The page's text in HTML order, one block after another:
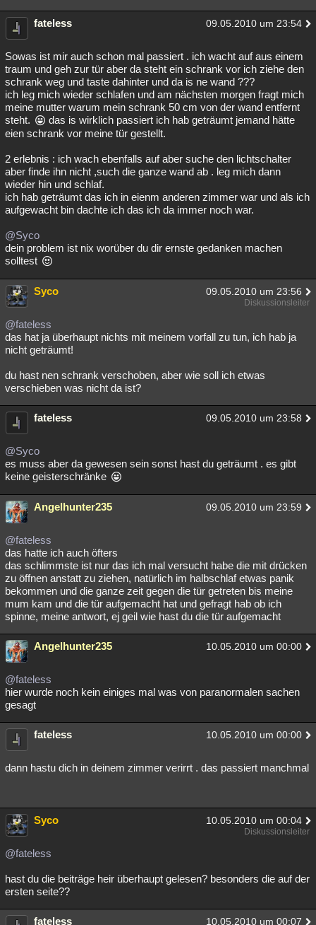
fateless 09.05.2010 um 23:54
Sowas ist mir auch schon mal passiert . ich wacht auf aus einem
traum und geh zur tür aber da steht ein schrank vor ich ziehe den
schrank weg und taste dahinter und da is ne wand ???
ich leg mich wieder schlafen und am nächsten morgen fragt mich
meine mutter warum mein schrank 50 cm von der wand entfernt
steht.
das is wirklich passiert ich hab geträumt jemand hätte
eien schrank vor meine tür gestellt.
2 erlebnis : ich wach ebenfalls auf aber suche den lichtschalter
aber finde ihn nicht ,such die ganze wand ab . leg mich dann
wieder hin und schlaf.
ich hab geträumt das ich in eienm anderen zimmer war und als ich
aufgewacht bin dachte ich das ich da immer noch war.
@Syco
dein problem ist nix worüber du dir ernste gedanken machen
solltest
Syco 09.05.2010 um 23:56
Diskussionsleiter
@fateless
das hat ja überhaupt nichts mit meinem vorfall zu tun, ich hab ja
nicht geträumt!
du hast nen schrank verschoben, aber wie soll ich etwas
verschieben was nicht da ist?
fateless 09.05.2010 um 23:58
@Syco
es muss aber da gewesen sein sonst hast du geträumt . es gibt
keine geisterschränke
Angelhunter235 09.05.2010 um 23:59
@fateless
das hatte ich auch öfters
das schlimmste ist nur das ich mal versucht habe die mit drücken
zu öffnen anstatt zu ziehen, natürlich im halbschlaf etwas panik
bekommen und die ganze zeit gegen die tür getreten bis meine
mum kam und die tür aufgemacht hat und gefragt hab ob ich
spinne, meine antwort, ej geil wie hast du die tür aufgemacht
Angelhunter235 10.05.2010 um 00:00
@fateless
hier wurde noch kein einiges mal was von paranormalen sachen
gesagt
fateless 10.05.2010 um 00:00
dann hastu dich in deinem zimmer verirrt . das passiert manchmal
Syco 10.05.2010 um 00:04
Diskussionsleiter
@fateless
hast du die beiträge heir überhaupt gelesen? besonders die auf der
ersten seite??
fateless 10.05.2010 um 00:07